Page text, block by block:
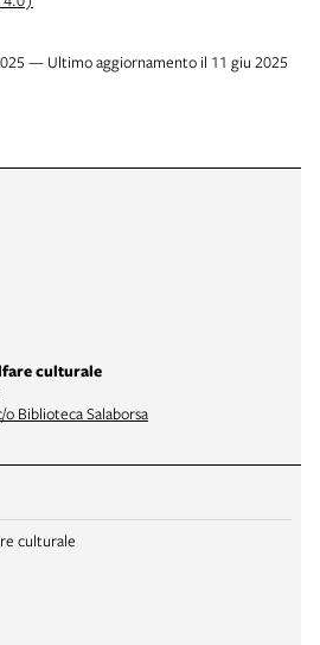
— Ultimo aggiornamento il 11 giu 2025
culturale
Biblioteca Salaborsa
culturale